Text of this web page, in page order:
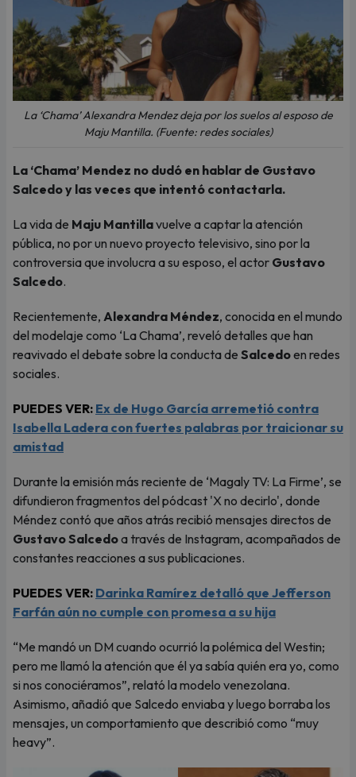
La ‘Chama’ Alexandra Mendez deja por los suelos al esposo de
Maju Mantilla. (Fuente: redes sociales)
La ‘Chama’ Mendez no dudó en hablar de Gustavo
Salcedo y las veces que intentó contactarla.
La vida de Maju Mantillavuelve a captar la atención
pública, no por un nuevo proyecto televisivo, sino por la
controversia que involucra a su esposo, el actor Gustavo
Salcedo.
Recientemente, Alexandra Méndez, conocida en el mundo
del modelaje como ‘La Chama’, reveló detalles que han
reavivado el debate sobre la conducta de Salcedoen redes
sociales.
PUEDES VER: Ex de Hugo García arremetió contra
Isabella Ladera con fuertes palabras por traicionar su
amistad
Durante la emisión más reciente de ‘Magaly TV: La Firme’, se
difundieron fragmentos del pódcast 'X no decirlo', donde
Méndez contó que años atrás recibió mensajes directos de
Gustavo Salcedoa través de Instagram, acompañados de
constantes reacciones a sus publicaciones.
PUEDES VER: Darinka Ramírez detalló que Jefferson
Farfán aún no cumple con promesa a su hija
“Me mandó un DM cuando ocurrió la polémica del Westin;
pero me llamó la atención que él ya sabía quién era yo, como
si nos conociéramos”, relató la modelo venezolana.
Asimismo, añadió que Salcedo enviaba y luego borraba los
mensajes, un comportamiento que describió como “muy
heavy”.